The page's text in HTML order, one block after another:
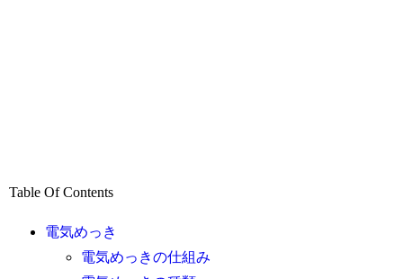
Table Of Contents
電気めっき
電気めっきの仕組み